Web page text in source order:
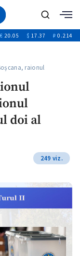
Ştiri
Blog
€ 20.05 $ 17.37 ₽ 0.214
raionul
doi al
249 viz.